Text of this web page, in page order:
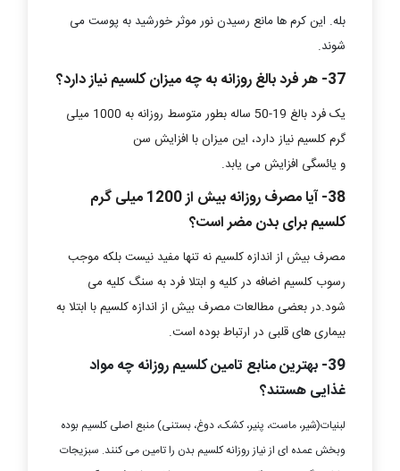
بله. این کرم ها مانع رسیدن نور موثر خورشید به پوست می
شوند.
37- هر فرد بالغ روزانه به چه میزان کلسیم نیاز دارد؟
یک فرد بالغ 19-50 ساله بطور متوسط روزانه به 1000 میلی
گرم کلسیم نیاز دارد، این میزان با افزایش سن
و یائسگی افزایش می یابد.
38- آیا مصرف روزانه بیش از 1200 میلی گرم
کلسیم برای بدن مضر است؟
مصرف بیش از اندازه کلسیم نه تنها مفید نیست بلکه موجب
رسوب کلسیم اضافه در کلیه و ابتلا فرد به سنگ کلیه می
شود.در بعضی مطالعات مصرف بیش از اندازه کلسیم با ابتلا به
بیماری های قلبی در ارتباط بوده است.
39- بهترین منابع تامین کلسیم روزانه چه مواد
غذایی هستند؟
لبنیات(شیر، ماست، پنیر، کشک، دوغ، بستنی) منبع اصلی کلسیم بوده
وبخش عمده ای از نیاز روزانه کلسیم بدن را تامین می کنند. سبزیجات